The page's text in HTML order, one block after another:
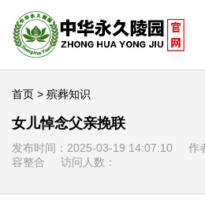
首页 > 殡葬知识
女儿悼念父亲挽联
发布时间：2025-03-19 14:07:10
容整合 访问人数：